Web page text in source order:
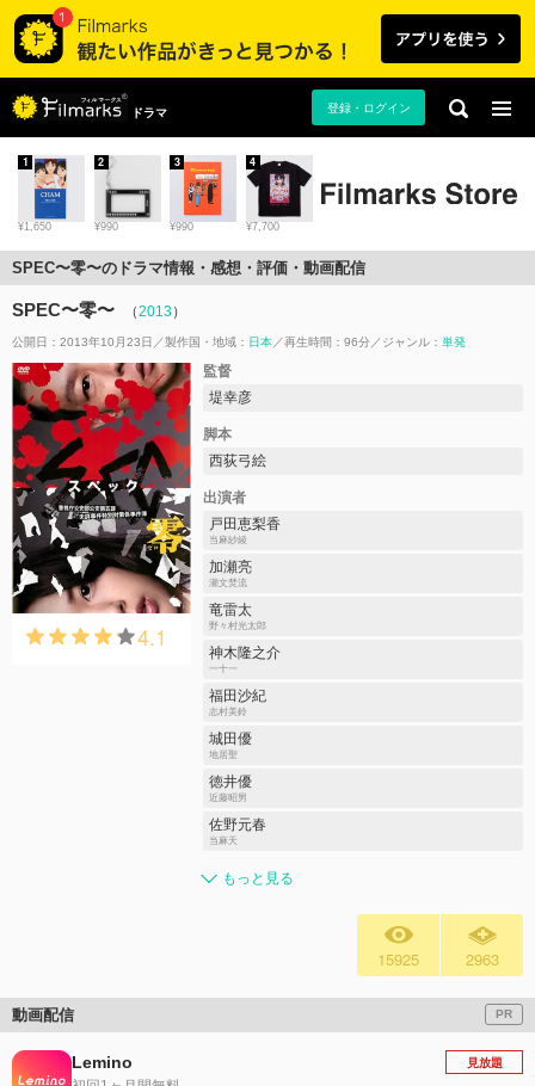
ドラマ 登録・ログイン
¥1,650
1
¥990
2
¥990
3
¥7,700
4
SPEC〜零〜のドラマ情報・感想・評価・動画配信
SPEC〜零〜 （2013）
公開日：2013年10月23日 製作国・地域： 日本 再生時間：96分 ジャンル： 単発
4.1
監督
堤幸彦
脚本
西荻弓絵
出演者
戸田恵梨香
当麻紗綾
加瀬亮
瀬文焚流
竜雷太
野々村光太郎
神木隆之介
一十一
福田沙紀
志村美鈴
城田優
地居聖
徳井優
近藤昭男
佐野元春
当麻天
もっと見る
15925 2963
動画配信 PR
Lemino 見放題